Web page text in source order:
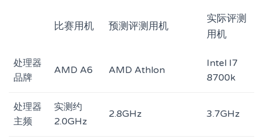
比赛用机 预测评测用机
实际评测
用机
处理器
品牌
AMD A6 AMD Athlon
Intel I7
8700k
处理器
主频
实测约
2.0GHz
2.8GHz 3.7GHz